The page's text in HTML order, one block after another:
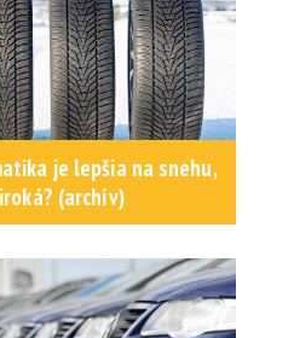
je lepšia na snehu,
(archív)